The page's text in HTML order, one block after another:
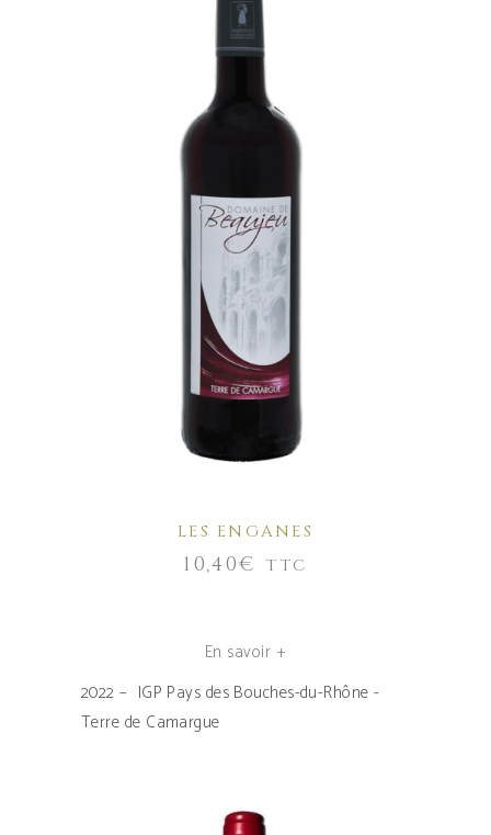
AJOUTER AU PANIER
LES ENGANES
10,40€ TTC
En savoir +
2022 – IGP Pays des Bouches-du-Rhône -
Terre de Camargue